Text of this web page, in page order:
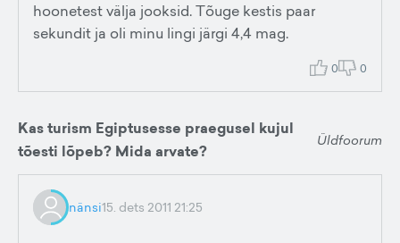
hoonetest välja jooksid. Tõuge kestis paar
sekundit ja oli minu lingi järgi 4,4 mag.
0 0
Kas turism Egiptusesse praegusel kujul
tõesti lõpeb? Mida arvate?
Üldfoorum
nänsi15. dets 2011 21:25